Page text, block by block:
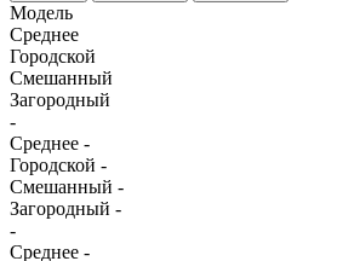
Модель
Среднее
Городской
Смешанный
Загородный
-
Среднее -
Городской -
Смешанный -
Загородный -
-
Среднее -